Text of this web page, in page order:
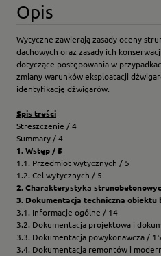
Opis
Wytyczne zawierają zasady oceny
dachowych oraz zasady ich
dotyczące postępowania w
zmiany warunków eksploatacji
identyfikację dźwigarów.
Spis treści
Streszczenie / 4
Summary / 4
1. Wstęp / 5
1.1. Przedmiot wytycznych / 5
1.2. Cel wytycznych / 5
2. Charakterystyka
3. Dokumentacja techniczna obiektu
3.1. Informacje ogólne / 14
3.2. Dokumentacja projektowa i
3.3. Dokumentacja powykonawcza / 15
3.4. Dokumentacja remontów i